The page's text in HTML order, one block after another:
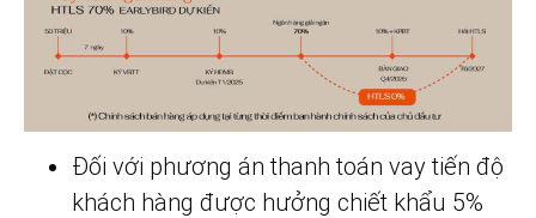
Đối với phương án thanh toán vay tiến độ
khách hàng được hưởng chiết khẩu 5%